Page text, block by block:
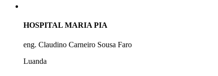
HOSPITAL MARIA PIA
eng. Claudino Carneiro Sousa Faro
Luanda